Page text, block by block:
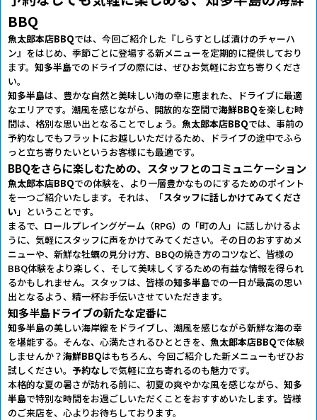
BBQ
魚太郎本店BBQでは、今回ご紹介した『しらすとしば漬けのチャーハ
ン』をはじめ、季節ごとに登場する新メニューを定期的に提供しており
ます。 知多半島でのドライブの際には、ぜひお気軽にお立ち寄りくださ
い。
知多半島は、豊かな自然と美味しい海の幸に恵まれた、ドライブに最適
なエリアです。潮風を感じながら、開放的な空間で海鮮BBQを楽しむ時
間は、格別な思い出となることでしょう。 魚太郎本店BBQでは、事前の
予約なしでもフラットにお越しいただけるため、ドライブの途中でふら
っと立ち寄りたいというお客様にも最適です。
BBQをさらに楽しむための、スタッフとのコミュニケーション
魚太郎本店BBQでの体験を、より一層豊かなものにするためのポイント
を一つご紹介いたします。それは、「スタッフに話しかけてみてくださ
い 」ということです。
まるで、ロールプレイングゲーム（RPG）の「町の人」に話しかけるよ
うに、気軽にスタッフに声をかけてみてください。その日のおすすめメ
ニューや、新鮮な牡蠣の見分け方、BBQの焼き方のコツなど、皆様の
BBQ体験をより楽しく、そして美味しくするための有益な情報を得られ
るかもしれません。スタッフは、皆様の知多半島での一日が最高の思い
出となるよう、精一杯お手伝いさせていただきます。
知多半島ドライブの新たな定番に
知多半島の美しい海岸線をドライブし、潮風を感じながら新鮮な海の幸
を堪能する。そんな、心満たされるひとときを、 魚太郎本店BBQで体験
しませんか？海鮮BBQはもちろん、今回ご紹介した新メニューもぜひお
試しください。 予約なしで気軽に立ち寄れるのも魅力です。
本格的な夏の暑さが訪れる前に、初夏の爽やかな風を感じながら、 知多
半島で特別な時間をお過ごしいただくことをおすすめいたします。皆様
のご来店を、心よりお待ちしております。